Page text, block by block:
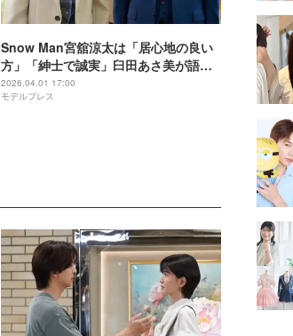
Snow Man宮舘涼太は「居心地の良い
方」「紳士で誠実」臼田あさ美が語
る“不思議な一体感”【「ターミネータ
ーと恋しちゃったら」インタビュー】
2026.04.01 17:00
モデルプレス